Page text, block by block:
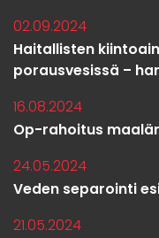
02.09.2024
Haitallisten
porausvesissä –
16.08.2024
Op-rahoitus
24.05.2024
Veden separointi
21.05.2024